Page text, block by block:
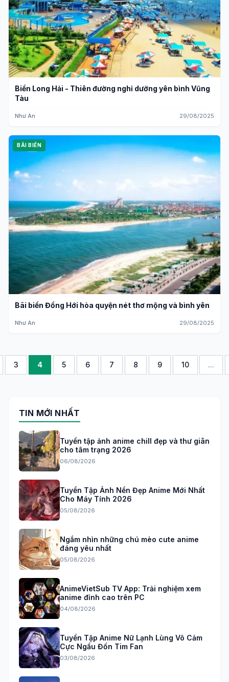
Biển Long Hải - Thiên đường nghỉ dưỡng yên bình Vũng
Tàu
Như An 29/08/2025
BÃI BIỂN
Bãi biển Đồng Hới hòa quyện nét thơ mộng và bình yên
Như An 29/08/2025
3 4 5 6 7 8 9 10 ...
TIN MỚI NHẤT
Tuyển tập ảnh anime chill đẹp và thư giãn
cho tâm trạng 2026
06/08/2026
Tuyển Tập Ảnh Nền Đẹp Anime Mới Nhất
Cho Máy Tính 2026
05/08/2026
Ngắm nhìn những chú mèo cute anime
đáng yêu nhất
05/08/2026
AnimeVietSub TV App: Trải nghiệm xem
anime đỉnh cao trên PC
04/08/2026
Tuyển Tập Anime Nữ Lạnh Lùng Vô Cảm
Cực Ngầu Đốn Tim Fan
03/08/2026